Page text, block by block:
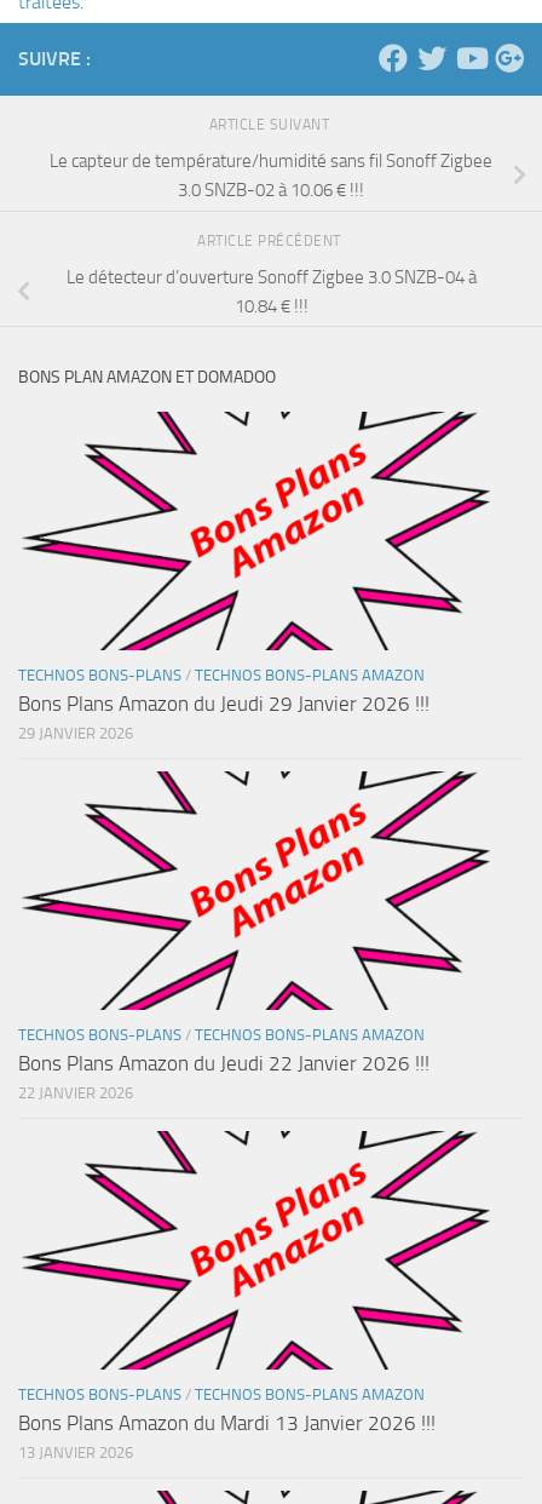
SUIVRE :
ARTICLE SUIVANT
Le capteur de température/humidité sans fil Sonoff Zigbee
3.0 SNZB-02 à 10.06 € !!!
ARTICLE PRÉCÉDENT
Le détecteur d’ouverture Sonoff Zigbee 3.0 SNZB-04 à
10.84 € !!!
BONS PLAN AMAZON ET DOMADOO
TECHNOS BONS-PLANS / TECHNOS BONS-PLANS AMAZON
Bons Plans Amazon du Jeudi 29 Janvier 2026 !!!
29 JANVIER 2026
TECHNOS BONS-PLANS / TECHNOS BONS-PLANS AMAZON
Bons Plans Amazon du Jeudi 22 Janvier 2026 !!!
22 JANVIER 2026
TECHNOS BONS-PLANS / TECHNOS BONS-PLANS AMAZON
Bons Plans Amazon du Mardi 13 Janvier 2026 !!!
13 JANVIER 2026